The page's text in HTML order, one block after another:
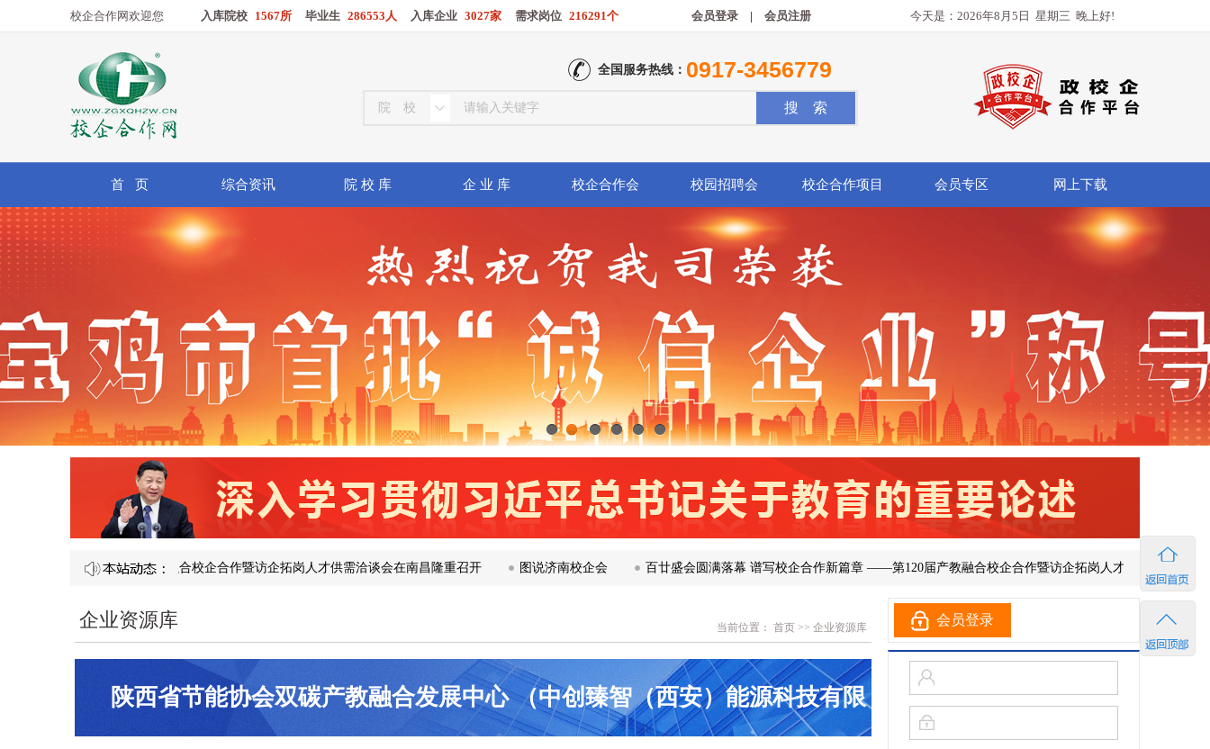
校企合作网欢迎您 入库院校 1567所 毕业生 286553人 入库企业 3027家 需求岗位 216291个 会员登录 | 会员注册 今天是： 2026年8月5日 星期三 晚上好!
全国服务热线： 0917-3456779
首 页 综合资讯 院 校 库 企 业 库 校企合作会 校园招聘会 校企合作项目 会员专区 网上下载
1 2 3 4 5 6
程 —— 第 121 届产教融合校企合作暨访企拓岗人才供需洽谈会在南昌隆重召开​ 图说济南校企会 百廿盛会圆满落幕 谱写校企合作新篇章 ——第120届产教融合校企合作暨访企拓岗人才供需洽谈会在济南成
企业资源库 当前位置： 首页 >> 企业资源库
陕西省节能协会双碳产教融合发展中心 （中创臻智（西安）能源科技有限
会员登录